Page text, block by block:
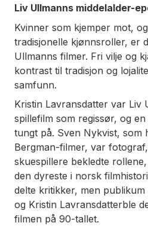
Liv Ullmanns middelalder-
Kvinner som kjemper mot,
tradisjonelle kjønnsroller, er
Ullmanns filmer. Fri vilje og
kontrast til tradisjon og
samfunn.
Kristin Lavransdatter var Liv
spillefilm som regissør, og
tungt på. Sven Nykvist, som
Bergman-filmer, var
skuespillere bekledte
den dyreste i norsk
delte kritikker, men
og Kristin Lavransdatterble
filmen på 90-tallet.